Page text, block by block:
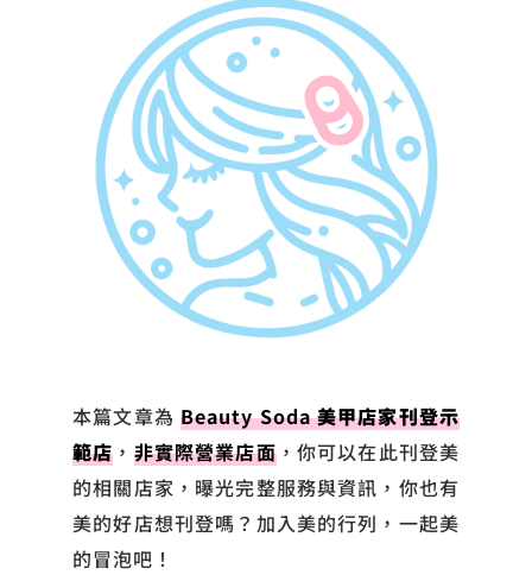
本篇文章為Beauty Soda美甲店家刊登示
範店 ， 非實際營業店面，你可以在此刊登美
的相關店家，曝光完整服務與資訊，你也有
美的好店想刊登嗎？加入美的行列，一起美
的冒泡吧！